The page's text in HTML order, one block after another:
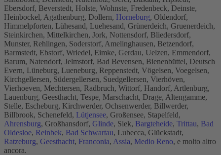
Ebersdorf, Beverstedt, Holste, Wohnste, Fredenbeck, Deinste,
Heinbockel, Agathenburg, Dollern, Horneburg, Oldendorf,
Himmelpforten, Lühesand, Luehesand, Grünerdeich, Gruenerdeich,
Steinkirchen, Mittelkirchen, Jork, Nottensdorf, Bliedersdorf,
Munster, Rehlingen, Soderstorf, Amelinghausen, Betzendorf,
Barmstedt, Ebstorf, Wriedel, Eimke, Gerdau, Uelzen, Emmendorf,
Barum, Natendorf, Jelmstorf, Bad Bevensen, Bienenbüttel, Deutsch
Evern, Lüneburg, Lueneburg, Reppenstedt, Vögelsen, Voegelsen,
Kirchgellersen, Südergellersen, Suedgellersen, Vierhöven,
Vierhoeven, Mechtersen, Radbruch, Wittorf, Handorf, Artlenburg,
Lauenburg, Geesthacht, Tespe, Marschacht, Drage, Altengamme,
Stelle, Escheburg, Kirchwerder, Ochsenwerder, Billwerder,
Billbrook, Schenefeld, Lütjensee, Großensee, Stapelfeld,
Ahrensburg, Großhansdorf, Glinde, Siek, Bargteheide, Trittau, Bad
Oldesloe, Reinbek, Bad Schwartau, Lubecca, Glückstadt,
Ratzeburg, Geesthacht, Franconia, Assia, Medio Reno, e molto altro
ancora.